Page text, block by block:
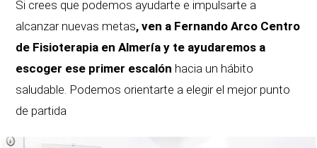
Si crees que podemos ayudarte e impulsarte a
alcanzar nuevas metas, ven a Fernando Arco Centro
de Fisioterapia en Almería y te ayudaremos a
escoger ese primer escalón hacia un hábito
saludable. Podemos orientarte a elegir el mejor punto
de partida